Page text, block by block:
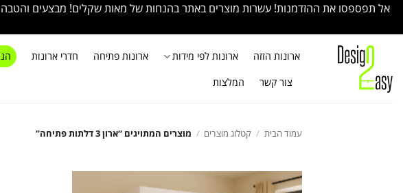
Skip
content
אל תפספסו את ההזדמנות! עשרות מוצרים באתר בהנחות של מאות שקלים! מבצעים והטבה
ארונות הזזה ארונות לפי מידות ארונות פתיחה חדרי ארונות
צור קשר
המלצות
עמוד הבית / קטלוג מוצרים / מוצרים המתויגים “ארון 3 דלתות פתיחה”